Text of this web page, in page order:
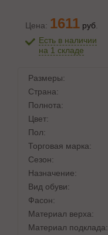
Цена: 1611 руб
Есть в наличии
на 1 складе
Размеры:
Страна:
Полнота:
Цвет:
Пол:
Торговая марка:
Сезон:
Назначение:
Вид обуви:
Фасон:
Материал верха:
Материал подклада: